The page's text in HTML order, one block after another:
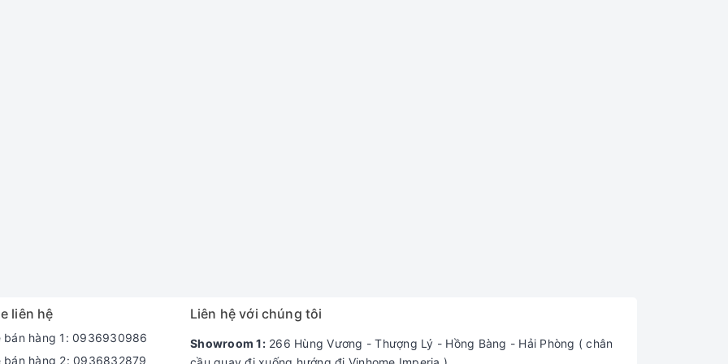
liên hệ
bán hàng 1: 0936930986
bán hàng 2: 0936832879
Liên hệ với chúng tôi
Showroom 1:266 Hùng Vương - Thượng Lý - Hồng Bàng - Hải Phòng ( chân